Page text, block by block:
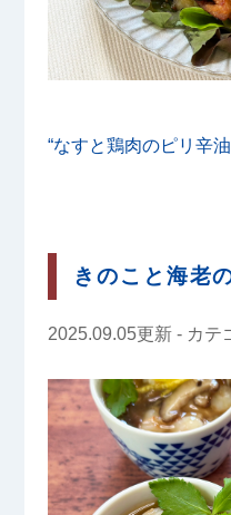
“なすと鶏肉のピリ辛
きのこと海老
2025.09.05更新 - カテ